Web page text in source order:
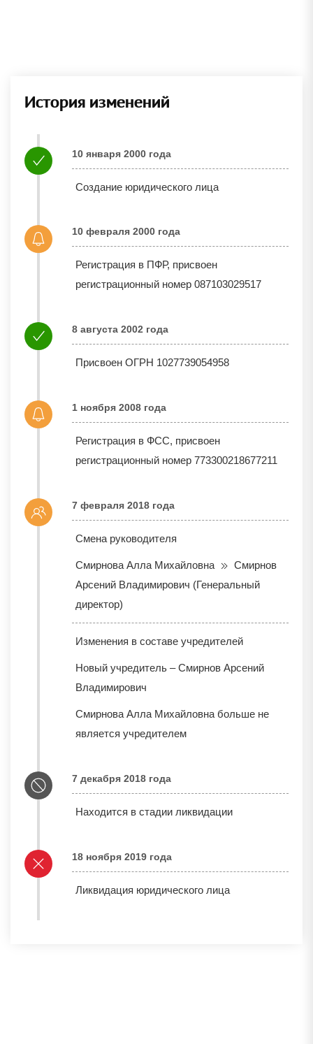
История изменений
10 января 2000 года
Создание юридического лица
10 февраля 2000 года
Регистрация в ПФР, присвоен
регистрационный номер 087103029517
8 августа 2002 года
Присвоен ОГРН 1027739054958
1 ноября 2008 года
Регистрация в ФСС, присвоен
регистрационный номер 773300218677211
7 февраля 2018 года
Смена руководителя
Смирнова Алла Михайловна
Смирнов
Арсений Владимирович (Генеральный
директор)
Изменения в составе учредителей
Новый учредитель – Смирнов Арсений
Владимирович
Смирнова Алла Михайловна больше не
является учредителем
7 декабря 2018 года
Находится в стадии ликвидации
18 ноября 2019 года
Ликвидация юридического лица